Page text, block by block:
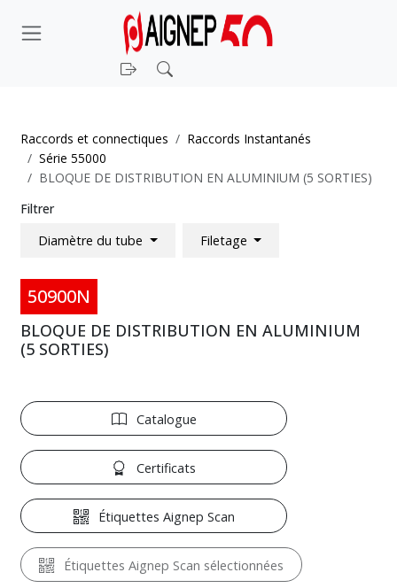
Connexion
Raccords et connectiques
Raccords Instantanés
Série 55000
BLOQUE DE DISTRIBUTION EN ALUMINIUM (5 SORTIES)
Filtrer
Diamètre du tube
Filetage
50900N
BLOQUE DE DISTRIBUTION EN ALUMINIUM
(5 SORTIES)
Catalogue
Certificats
Étiquettes Aignep Scan
Étiquettes Aignep Scan sélectionnées